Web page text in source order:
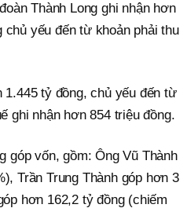
Thành Long ghi nhận hơn
chủ yếu đến từ khoản phải thu
tỷ đồng, chủ yếu đến từ
ghi nhận hơn 854 triệu đồng.
góp vốn, gồm: Ông Vũ Thành
Trần Trung Thành góp hơn 3
hơn 162,2 tỷ đồng (chiếm